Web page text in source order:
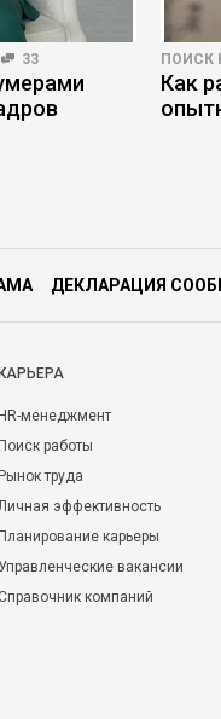
33 ПОИСК
Как
ДЕКЛАРАЦИЯ
КАРЬЕРА
HR-менеджмент
Поиск работы
Рынок труда
эффективность
Планирование карьеры
Управленческие вакансии
Справочник компаний